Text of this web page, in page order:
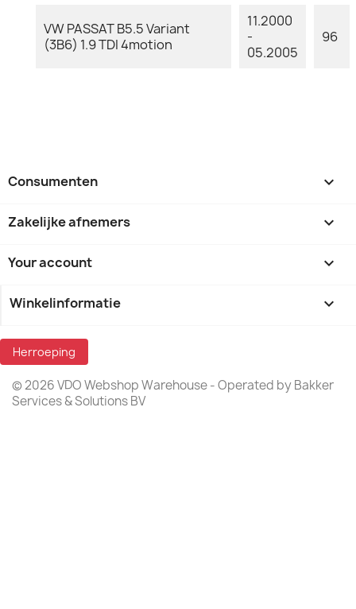
VW PASSAT B5.5 Variant
(3B6) 1.9 TDI 4motion
11.2000
-
05.2005
96
Consumenten 
Zakelijke afnemers 
Your account 
Winkelinformatie keyboard_arrow_down
Herroeping
© 2026 VDO Webshop Warehouse - Operated by Bakker
Services & Solutions BV